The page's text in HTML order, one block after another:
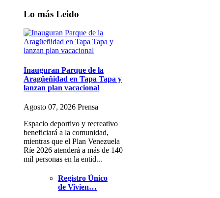
Lo más Leido
Inauguran Parque de la
Aragüeñidad en Tapa Tapa y
lanzan plan vacacional
Agosto 07, 2026 Prensa
Espacio deportivo y recreativo
beneficiará a la comunidad,
mientras que el Plan Venezuela
Ríe 2026 atenderá a más de 140
mil personas en la entid...
Registro Único
de Vivien…